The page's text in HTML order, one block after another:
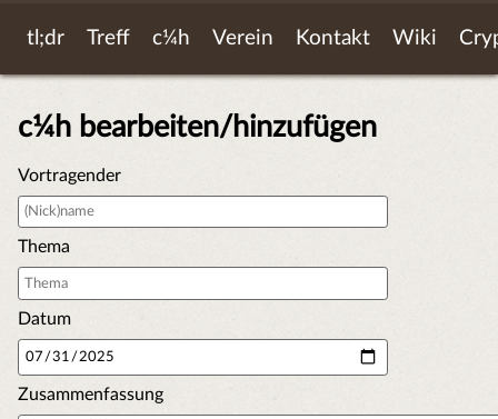
tl;dr Treff c¼h Verein Kontakt Wiki
c¼h bearbeiten/hinzufügen
Vortragender
Thema
Datum
Zusammenfassung